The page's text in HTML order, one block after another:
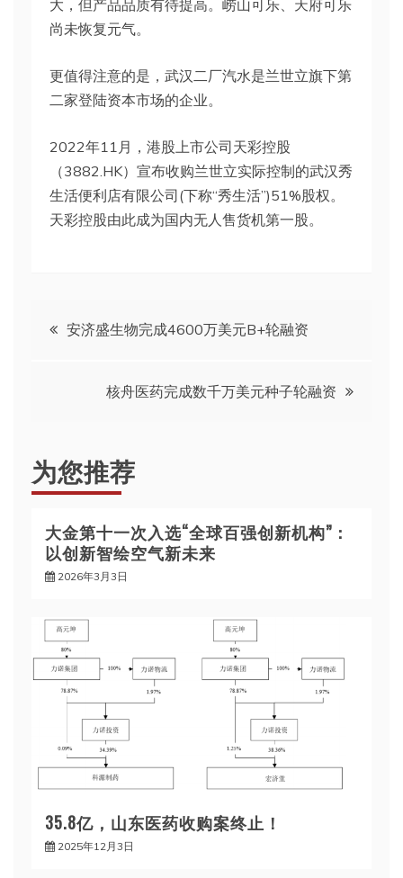
大，但产品品质有待提高。崂山可乐、天府可乐
尚未恢复元气。
更值得注意的是，武汉二厂汽水是兰世立旗下第
二家登陆资本市场的企业。
2022年11月，港股上市公司天彩控股
（3882.HK）宣布收购兰世立实际控制的武汉秀
生活便利店有限公司(下称“秀生活”)51%股权。
天彩控股由此成为国内无人售货机第一股。
文
航
安济盛生物完成4600万美元B+轮融资
核舟医药完成数千万美元种子轮融资
为您推荐
大金第十一次入选“全球百强创新机构”：
以创新智绘空气新未来
2026年3月3日
35.8亿，山东医药收购案终止！
2025年12月3日